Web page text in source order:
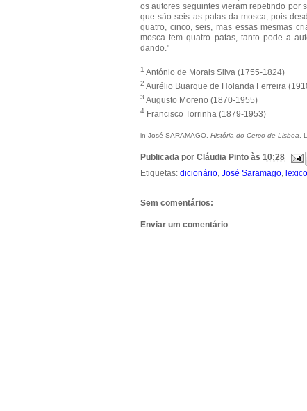
os autores seguintes vieram repetindo por
que são seis as patas da mosca, pois
quatro, cinco, seis, mas essas mesmas
mosca tem quatro patas, tanto pode a
dando."
1 António de Morais Silva (1755-1824)
2 Aurélio Buarque de Holanda Ferreira
3 Augusto Moreno (1870-1955)
4 Francisco Torrinha (1879-1953)
in José SARAMAGO, História do Cerco de Lisboa ,
Publicada por Cláudia Pinto às 10:28
Etiquetas: dicionário, José Saramago,
Sem comentários:
Enviar um comentário